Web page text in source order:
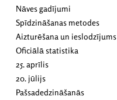
Nāves gadījumi
Spīdzināšanas metodes
Aizturēšana un ieslodzījums
Oficiālā statistika
25. aprīlis
20. jūlijs
Pašsadedzināšanās